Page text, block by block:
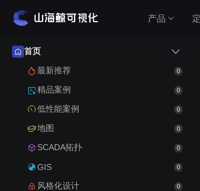
产品
产品介绍
山海鲸围绕数据可视化打造了整套产品矩阵，实
现从3D数字孪生到数据报表，从产品到服务的
站式用户体验。
查看价格
首页
最新推荐
0
精品案例 0
低性能案例 0
地图 0
SCADA拓扑 0
GIS 0
风格化设计 0